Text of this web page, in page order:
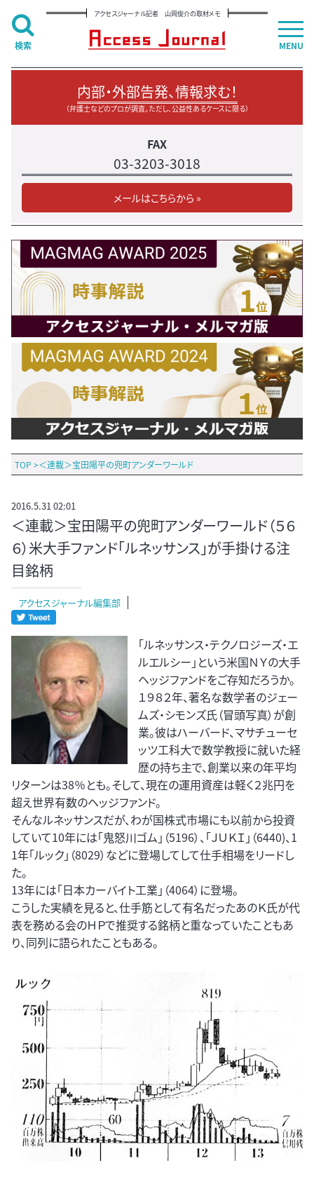
アクセスジャーナル記者 山岡俊介の取材メモ
内部・外部告発、情報求む！
（弁護士などのプロが調査。ただし、公益性あるケースに限る）
FAX
03-3203-3018
メールはこちらから »
TOP >＜連載＞宝田陽平の兜町アンダーワールド
2016.5.31 02:01
＜連載＞宝田陽平の兜町アンダーワールド（５６
６）米大手ファンド「ルネッサンス」が手掛ける注
目銘柄
アクセスジャーナル編集部
「ルネッサンス・テクノロジーズ・エ
ルエルシー」という米国ＮＹの大手
ヘッジファンドをご存知だろうか。
１９８２年、著名な数学者のジェー
ムズ・シモンズ氏（冒頭写真）が創
業。彼はハーバード、マサチューセ
ッツ工科大で数学教授に就いた経
歴の持ち主で、創業以来の年平均
リターンは38％とも。そして、現在の運用資産は軽く２兆円を
超え世界有数のヘッジファンド。
そんなルネッサンスだが、わが国株式市場にも以前から投資
していて10年には「鬼怒川ゴム」（5196）、「ＪＵＫＩ」（6440)、1
1年「ルック」（8029）などに登場してして仕手相場をリードし
た。
13年には「日本カーバイト工業」（4064）に登場。
こうした実績を見ると、仕手筋として有名だったあのＫ氏が代
表を務める会のＨＰで推奨する銘柄と重なっていたこともあ
り、同列に語られたこともある。
MENU
検索